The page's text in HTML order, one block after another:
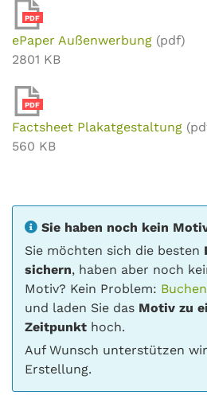
PDF
ePaper Außenwerbung (pdf)
2801 KB
PDF
Factsheet Plakatgestaltung
560 KB
Sie haben noch kein
Sie möchten sich die besten
sichern, haben aber noch
Motiv? Kein Problem:
und laden Sie das Motiv zu
Zeitpunkt hoch.
Auf Wunsch unterstützen
Erstellung.